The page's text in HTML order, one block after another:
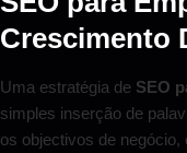
Crescimento
Uma estratégia de SEO
simples inserção de
os objectivos de negócio,